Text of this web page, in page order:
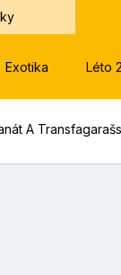
Exotika Léto
A